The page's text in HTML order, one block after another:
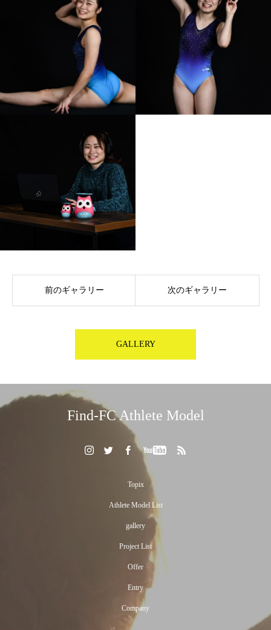
前のギャラリー 次のギャラリー
GALLERY
Find-FC Athlete Model
Topix
Athlete Model List
gallery
Project List
Offer
Entry
Company